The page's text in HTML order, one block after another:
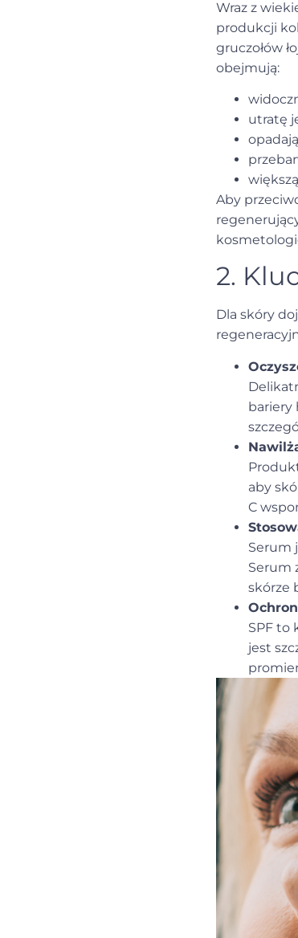
Wraz z
produkcji
gruczołów
obejmują:
utratę
Aby
2.
Dla skóry
bariery
aby
C
Serum
Serum
skórze
SPF to
jest